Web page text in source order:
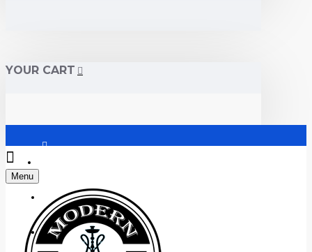
YOUR CART
Регистрация
+38 (095) 945 04 33
Menu